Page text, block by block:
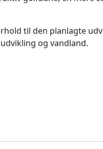
til den planlagte
og vandland.